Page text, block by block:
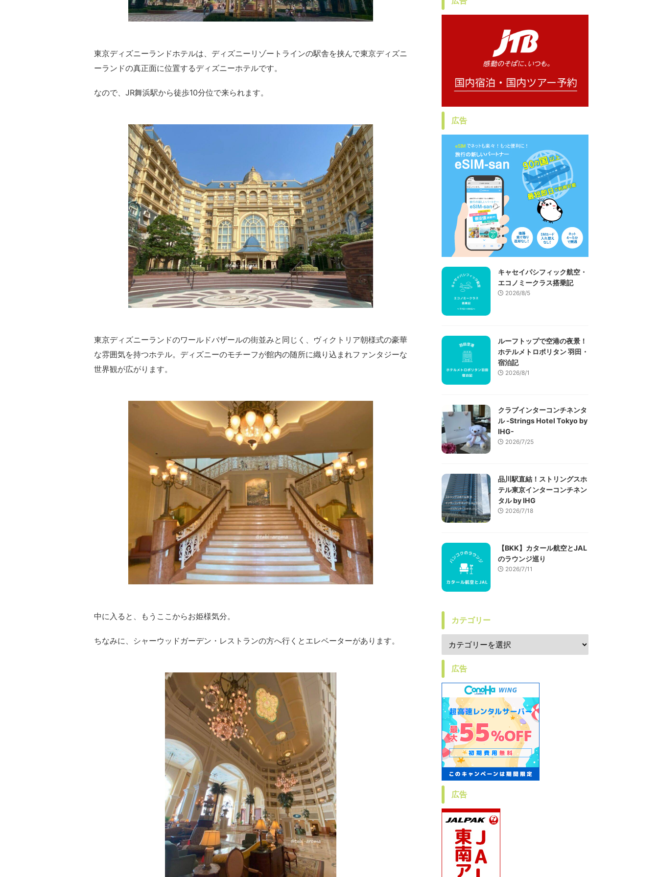
東京ディズニーランドホテルは、ディズニーリゾートラインの駅舎を挟んで東京ディズニ
ーランドの真正面に位置するディズニーホテルです。
なので、JR舞浜駅から徒歩10分位で来られます。
東京ディズニーランドのワールドバザールの街並みと同じく、ヴィクトリア朝様式の豪華
な雰囲気を持つホテル。ディズニーのモチーフが館内の随所に織り込まれファンタジーな
世界観が広がります。
中に入ると、もうここからお姫様気分。
ちなみに、シャーウッドガーデン・レストランの方へ行くとエレベーターがあります。
広告
キャセイパシフィック航空・
エコノミークラス搭乗記
2026/8/5
ルーフトップで空港の夜景！
ホテルメトロポリタン 羽田・
宿泊記
2026/8/1
クラブインターコンチネンタ
ル -Strings Hotel Tokyo by
IHG-
2026/7/25
品川駅直結！ストリングスホ
テル東京インターコンチネン
タル by IHG
2026/7/18
【BKK】カタール航空とJAL
のラウンジ巡り
2026/7/11
カテゴリー
広告
広告